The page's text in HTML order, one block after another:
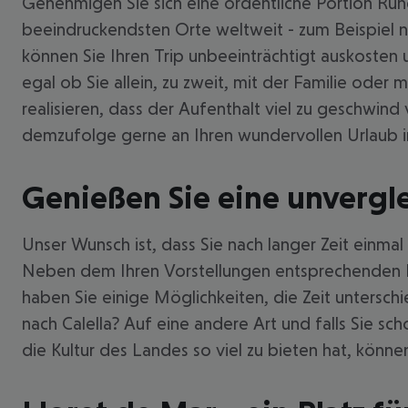
beeindruckendsten Orte weltweit - zum Beispiel
können Sie Ihren Trip unbeeinträchtigt
egal ob Sie allein, zu zweit, mit der Familie oder
realisieren, dass der Aufenthalt viel zu
demzufolge gerne an Ihren wundervollen Urlaub
Genießen Sie eine
Unser Wunsch ist, dass Sie nach langer Zeit
Neben dem Ihren Vorstellungen
haben Sie einige Möglichkeiten, die Zeit
nach Calella? Auf eine andere Art und falls Sie
die Kultur des Landes so viel zu bieten hat,